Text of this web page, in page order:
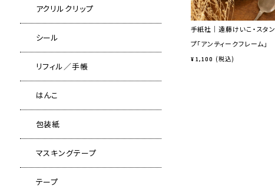
アクリルクリップ
シール
リフィル／手帳
はんこ
包装紙
マスキングテープ
テープ
手紙社｜遠藤けいこ・スタン
プ「アンティークフレーム」
¥ 1,100 税込